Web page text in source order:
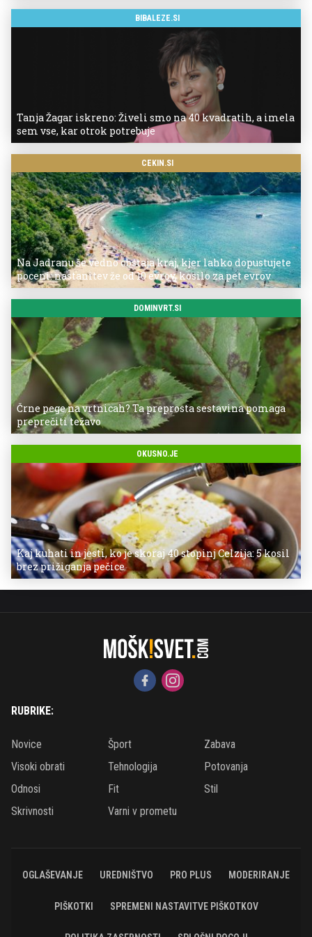
BIBALEZE.SI
Tanja Žagar iskreno: Živeli smo na 40 kvadratih, a imela
sem vse, kar otrok potrebuje
CEKIN.SI
Na Jadranu še vedno obstaja kraj, kjer lahko dopustujete
poceni: nastanitev že od 10 evrov, kosilo za pet evrov
DOMINVRT.SI
Črne pege na vrtnicah? Ta preprosta sestavina pomaga
preprečiti težavo
OKUSNO.JE
Kaj kuhati in jesti, ko je skoraj 40 stopinj Celzija: 5 kosil
brez prižiganja pečice
RUBRIKE:
Novice Šport
Zabava
Visoki obrati
Tehnologija
Potovanja
Odnosi
Fit
Stil
Skrivnosti
Varni v prometu
OGLAŠEVANJE UREDNIŠTVO PRO PLUS MODERIRANJE
PIŠKOTKI SPREMENI NASTAVITVE PIŠKOTKOV